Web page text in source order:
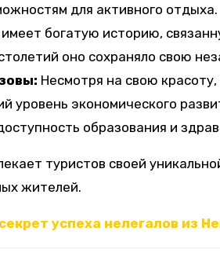
для активного отдыха.
богатую историю,
оно сохраняло свою
Несмотря на свою
уровень экономического
образования и
туристов своей
жителей.
успеха нелегалов из